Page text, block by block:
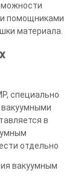
помощниками
материала.
специально
вакуумными
в
отдельно
вакуумным